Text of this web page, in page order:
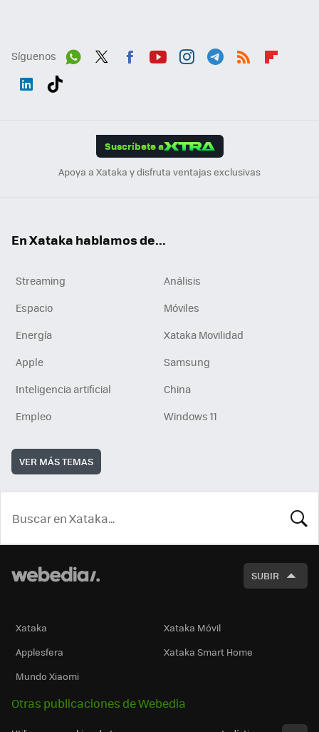
Síguenos
Suscríbete a
Apoya a Xataka y disfruta ventajas exclusivas
En Xataka hablamos de...
Streaming
Análisis
Espacio
Móviles
Energía
Xataka Movilidad
Apple
Samsung
Inteligencia artificial
China
Empleo
Windows 11
VER MÁS TEMAS
SUBIR
Xataka
Xataka Móvil
Applesfera
Xataka Smart Home
Mundo Xiaomi
Otras publicaciones de Webedia